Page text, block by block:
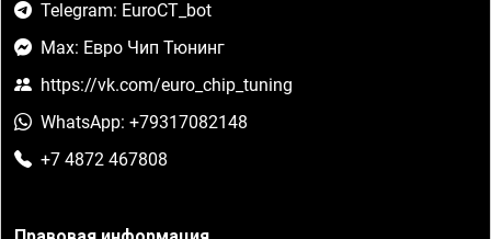
Telegram: EuroCT_bot
Max: Евро Чип Тюнинг
https://vk.com/euro_chip_tuning
WhatsApp: +79317082148
+7 4872 467808